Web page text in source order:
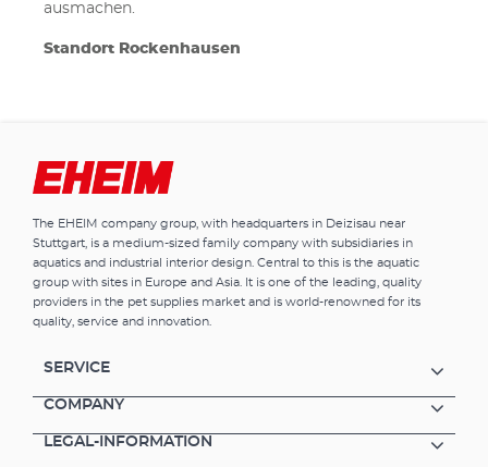
ausmachen.
Standort Rockenhausen
The EHEIM company group, with headquarters in Deizisau near
Stuttgart, is a medium-sized family company with subsidiaries in
aquatics and industrial interior design. Central to this is the aquatic
group with sites in Europe and Asia. It is one of the leading, quality
providers in the pet supplies market and is world-renowned for its
quality, service and innovation.
SERVICE
COMPANY
LEGAL-INFORMATION